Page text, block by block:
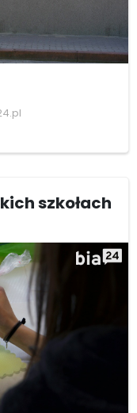
szkołach